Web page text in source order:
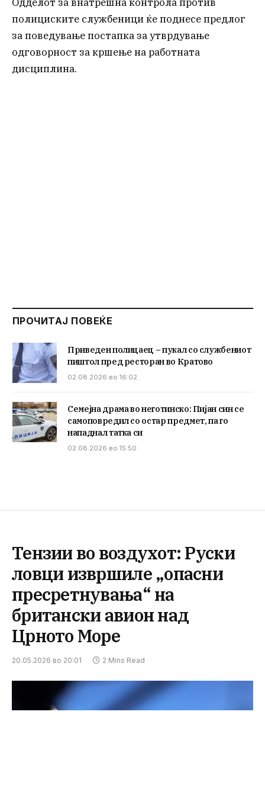
полициските службеници ќе поднесе предлог
за поведување постапка за утврдување
одговорност за кршење на работната
дисциплина.
ПРОЧИТАЈ ПОВЕЌЕ
Приведен полицаец – пукал со службениот
пиштол пред ресторан во Кратово
02.08.2026 во 16:02
Семејна драма во неготинско: Пијан син се
самоповредил со остар предмет, па го
нападнал татка си
02.08.2026 во 15:50
Тензии во воздухот: Руски
ловци извршиле „опасни
пресретнувања“ на
британски авион над
Црното Море
20.05.2026 во 20:01 2 Mins Read